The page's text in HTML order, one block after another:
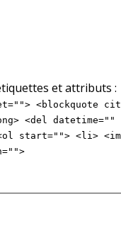
et attributs :
<blockquote
<del
start=""> <li>